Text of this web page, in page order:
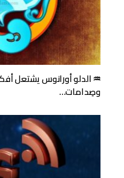
♒ الدلو أورانوس يشتعل
وصِدامات…